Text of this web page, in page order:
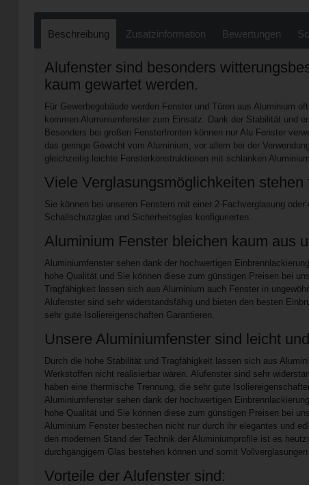
Beschreibung Zusatzinformation Bewertungen
Alufenster sind besonders
kaum gewartet werden.
Für Gewerbegebäude werden Fenster und Türen aus Aluminium
kommen Aluminiumfenster zum Einsatz. Dank der Stabilität und
Besonders bei großen Fensterfronten können nur Alu Fenster
das geringe Gewicht vom Aluminium, vor allem bei der
gleichzeitig leichte Fensterkonstruktionen mit schlanken
Viele Verglasungsmöglichkeiten
Sie können bei unseren Fenstern mit einer 2-Fachverglasung
Schallschutzglas und Sicherheitsglas konfigurierten.
Aluminium Fenster bleichen kaum aus
Aluminiumfenster sehen dank der hochwertigen
hohe Qualität und Sie können diese zum günstigen Preisen bei
Tragfähigkeit lassen sich aus Aluminium auch Fenster in
Alufenster sind sehr widerstandsfähig und bieten den besten
sehr gute Isoliereigenschaften Garantieren.
Unsere Aluminiumfenster sind leicht
Durch die hohe Stabilität und Tragfähigkeit lassen sich aus
Werkstoffen nicht realisierbar wären. Alufenster sind sehr
haben eine thermische Trennung, die sehr gute
Aluminiumfenster sehen dank der hochwertigen
hohe Qualität und Sie können diese zum günstigen Preisen bei
Aluminium Fenster bestechen nicht nur durch ihr elegantes und
den modernen Stand der Technik der Aluminiumprofile ist es
durchgängigem Glas bestehen können und somit
Vorteile der Alufenster sind: